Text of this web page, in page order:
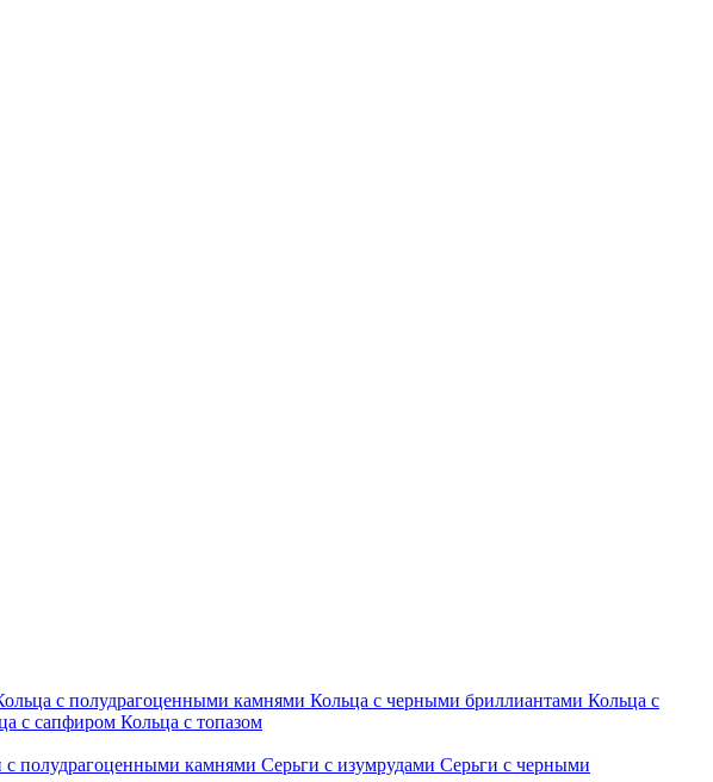
с полудрагоценными камнями Кольца с черными бриллиантами Кольца с
с сапфиром Кольца с топазом
с полудрагоценными камнями Серьги с изумрудами Серьги с черными